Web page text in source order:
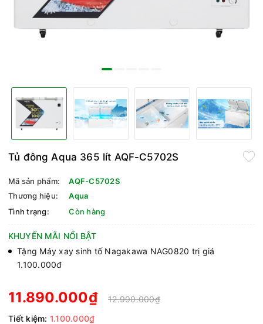
Tủ đông Aqua 365 lít AQF-C5702S
Mã sản phẩm:
AQF-C5702S
Thương hiệu:
Aqua
Tình trạng:
Còn hàng
KHUYẾN MÃI NỔI BẬT
Tặng Máy xay sinh tố Nagakawa NAG0820 trị giá
1.100.000đ
11.890.000₫
12.990.000₫
Tiết kiệm: 1.100.000₫